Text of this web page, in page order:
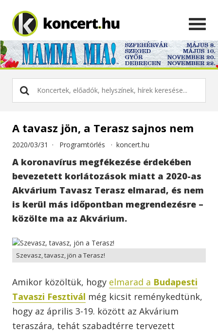
A tavasz jön, a Terasz sajnos nem
2020/03/31 · Programtörlés · koncert.hu
A koronavírus megfékezése érdekében
bevezetett korlátozások miatt a 2020-as
Akvárium Tavasz Terasz elmarad, és nem
is kerül más időpontban megrendezésre –
közölte ma az Akvárium.
Szevasz, tavasz, jön a Terasz!
Amikor közöltük, hogy elmarad a Budapesti
Tavaszi Fesztivál még kicsit reménykedtünk,
hogy az április 3-19. között az Akvárium
teraszára, tehát szabadtérre tervezett